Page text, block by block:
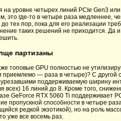
уровне четырех линий PCIe Gen3
это где-то в четыре раза медленнее,
тех пор, пока для его реализации
таких решений не приходится. Да
партизаны
топовые GPU полностью не
приемлемо — раза в четыре)? С другой
урезавшими поддерживаемую ширину
всех) 16 линий до 8. Кроме того,
GeForce RTX 5060 Ti поддерживает
пропускной способности в четыре
редкой экзотикой), но на роль
уже все восемь раз.